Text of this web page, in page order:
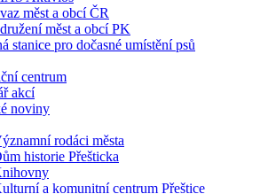
měst a obcí ČR
měst a obcí PK
stanice pro dočasné umístění psů
centrum
akcí
noviny
rodáci města
historie Přešticka
a komunitní centrum Přeštice